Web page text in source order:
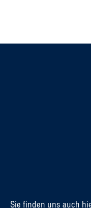
Sie finden uns auch